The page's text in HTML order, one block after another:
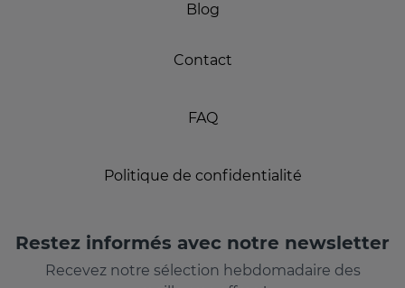
Blog
Contact
FAQ
Politique de confidentialité
Restez informés avec notre newsletter
Recevez notre sélection hebdomadaire des